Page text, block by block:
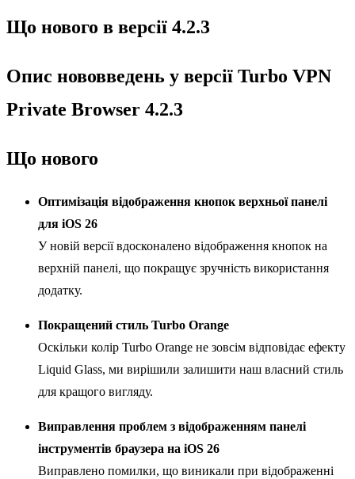
Що нового в версії 4.2.3
Опис нововведень у версії Turbo VPN
Private Browser 4.2.3
Що нового
Оптимізація відображення кнопок верхньої панелі
для iOS 26
У новій версії вдосконалено відображення кнопок на
верхній панелі, що покращує зручність використання
додатку.
Покращений стиль Turbo Orange
Оскільки колір Turbo Orange не зовсім відповідає ефекту
Liquid Glass, ми вирішили залишити наш власний стиль
для кращого вигляду.
Виправлення проблем з відображенням панелі
інструментів браузера на iOS 26
Виправлено помилки, що виникали при відображенні